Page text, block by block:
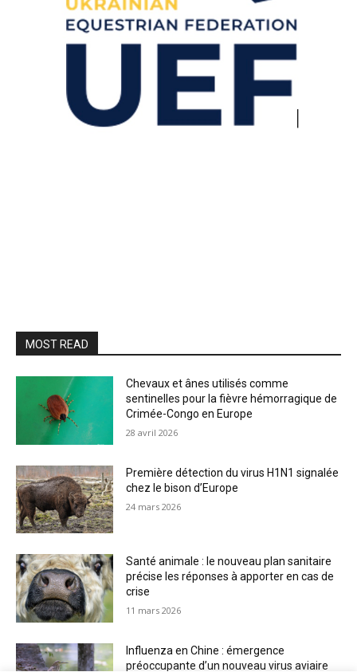
MOST READ
Chevaux et ânes utilisés comme
sentinelles pour la fièvre hémorragique de
Crimée-Congo en Europe
28 avril 2026
Première détection du virus H1N1 signalée
chez le bison d’Europe
24 mars 2026
Santé animale : le nouveau plan sanitaire
précise les réponses à apporter en cas de
crise
11 mars 2026
Influenza en Chine : émergence
préoccupante d’un nouveau virus aviaire